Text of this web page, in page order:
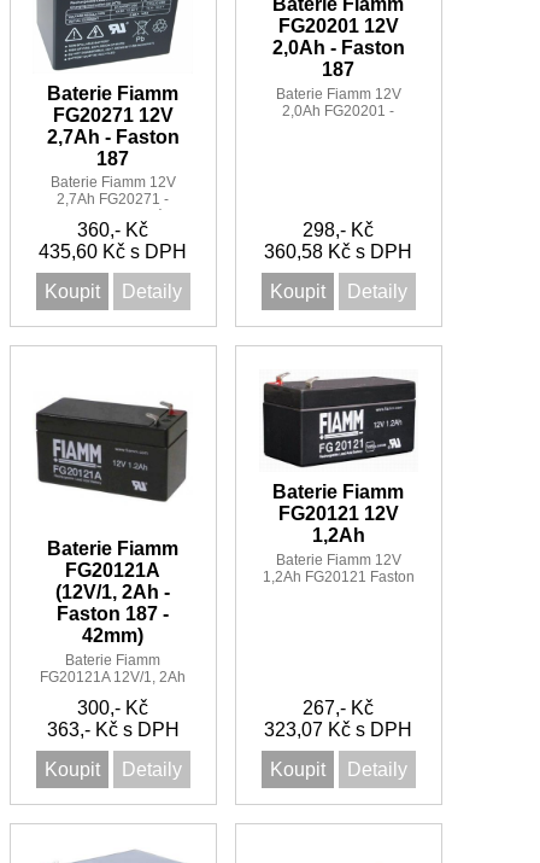
Baterie Fiamm
FG20271 12V
2,7Ah - Faston
187
Baterie Fiamm 12V
2,7Ah FG20271 -
svítilny, dětské hračky,
alarmy a zdravotní
360,- Kč
435,60 Kč s DPH
Koupit
Detaily
FG20201 12V
2,0Ah - Faston
187
Baterie Fiamm 12V
2,0Ah FG20201 -
298,- Kč
360,58 Kč s DPH
Koupit
Detaily
Baterie Fiamm
FG20121A
(12V/1, 2Ah -
Faston 187 -
42mm)
Baterie Fiamm
FG20121A 12V/1, 2Ah
300,- Kč
363,- Kč s DPH
Koupit
Detaily
Baterie Fiamm
FG20121 12V
1,2Ah
Baterie Fiamm 12V
1,2Ah FG20121 Faston
267,- Kč
323,07 Kč s DPH
Koupit
Detaily